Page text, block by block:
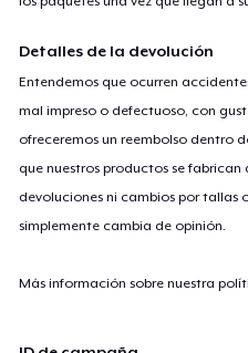
Detalles de la devolución
Entendemos que ocurren
mal impreso o defectuoso, con
ofreceremos un reembolso dentro
que nuestros productos se
devoluciones ni cambios por tallas
simplemente cambia de opinión.
Más información sobre nuestra